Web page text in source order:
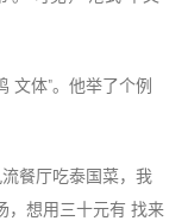
文体”。他举了个例
餐厅吃泰国菜，我
，想用三十元有 找来